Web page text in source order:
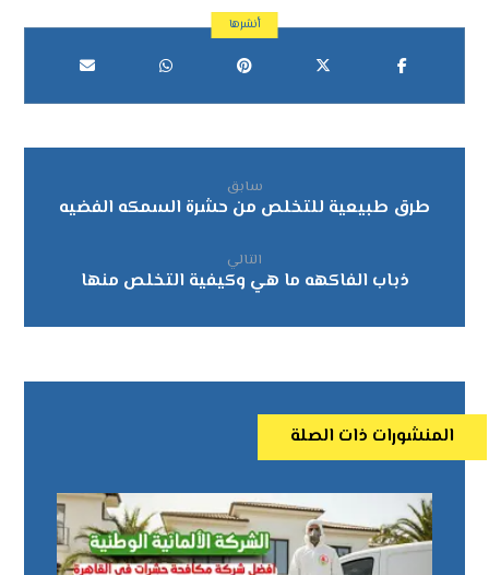
سابق
طرق طبيعية للتخلص من حشرة السمكه الفضيه
التالي
ذباب الفاكهه ما هي وكيفية التخلص منها
المنشورات ذات الصلة